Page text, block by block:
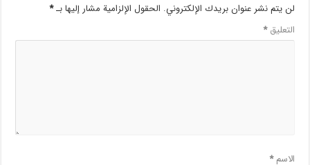
لن يتم نشر عنوان بريدك الإلكتروني. الحقول الإلزامية مشار إليها بـ*
التعليق*
الاسم*